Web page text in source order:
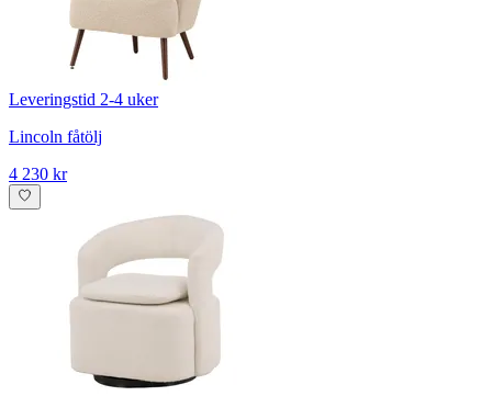
Leveringstid 2-4 uker
Lincoln fåtölj
4 230 kr